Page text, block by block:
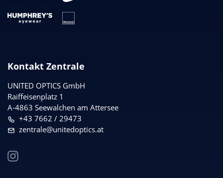
Kontakt Zentrale
UNITED OPTICS GmbH
Raiffeisenplatz 1
A-4863 Seewalchen am Attersee
+43 7662 / 29473
zentrale@unitedoptics.at